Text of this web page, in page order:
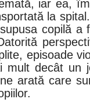
iar ea,
la
copilă a
episoade
mult decât un
arată care